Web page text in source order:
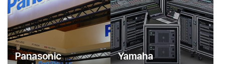
Panasonic Yamaha